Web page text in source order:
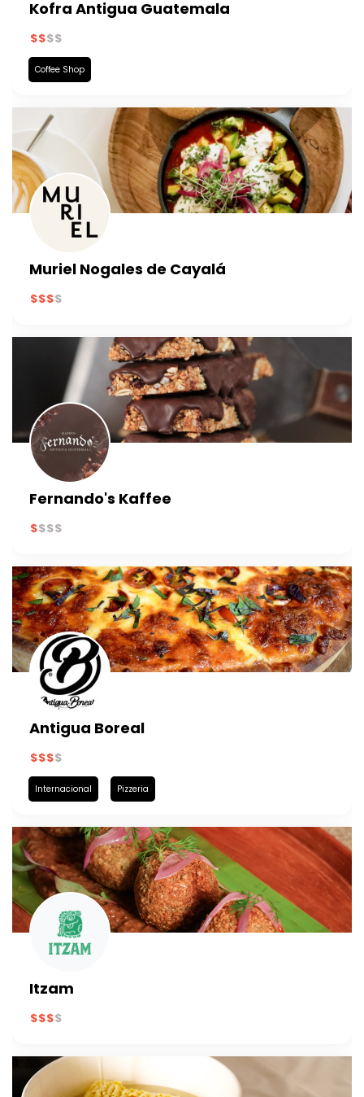
Kofra Antigua Guatemala
Coffee Shop
Muriel Nogales de Cayalá
Fernando's Kaffee
Antigua Boreal
Internacional Pizzeria
Itzam